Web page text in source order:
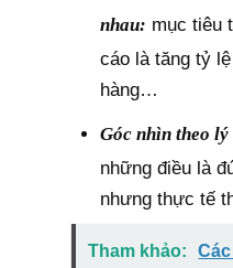
nhau: mục tiêu
cáo là tăng tỷ
hàng…
Góc nhìn theo
những điều là
nhưng thực tế
Tham khảo: